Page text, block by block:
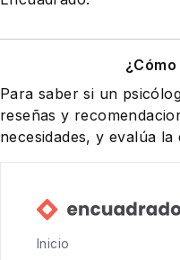
Para saber si un
reseñas y
necesidades, y evalúa
Inicio